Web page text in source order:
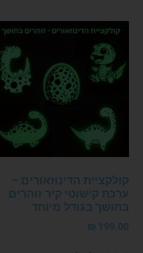
קולקציית הדינוזאורים –
ערכת קישוטי קיר זוהרים
בחושך בגודל מיוחד
199.00
₪